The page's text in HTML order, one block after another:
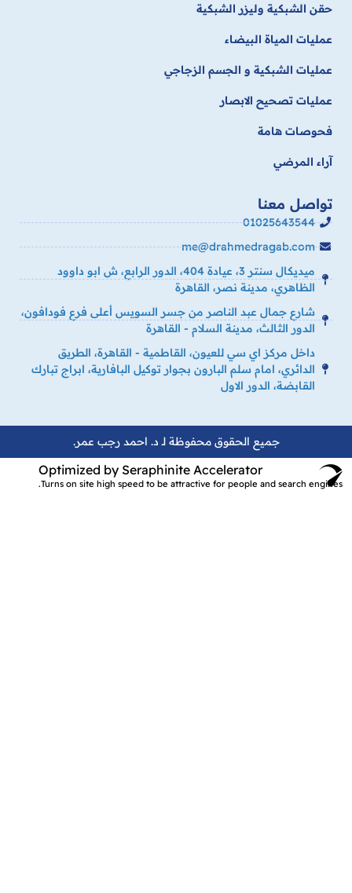
حقن الشبكية وليزر الشبكية
عمليات المياة البيضاء
عمليات الشبكية و الجسم الزجاجي
عمليات تصحيح الابصار
فحوصات هامة
آراء المرضي
تواصل معنا
01025643544
me@drahmedragab.com
ميديكال سنتر 3، عيادة 404، الدور الرابع، ش ابو داوود
الظاهري، مدينة نصر، القاهرة
شارع جمال عبد الناصر من جسر السويس أعلى فرع فودافون،
الدور الثالث، مدينة السلام - القاهرة
داخل مركز اي سي للعيون، القاطمية - القاهرة، الطريق
الدائري، امام سلم البارون بجوار توكيل البافارية، ابراج تبارك
القابضة، الدور الاول
جميع الحقوق محفوظة لـ د. احمد رجب عمر.
Optimized by Seraphinite Accelerator
Turns on site high speed to be attractive for people and search engines.